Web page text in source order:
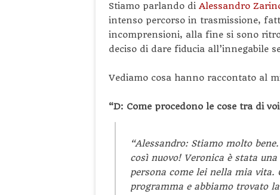
Stiamo parlando di Alessandro
intenso percorso in trasmissione,
incomprensioni, alla fine si sono
deciso di dare fiducia all’innegabile
Vediamo cosa hanno raccontato al
“D: Come procedono le cose tra di
“Alessandro: Stiamo molto
così nuovo! Veronica è stata
persona come lei nella mia vita.
programma e abbiamo trovato